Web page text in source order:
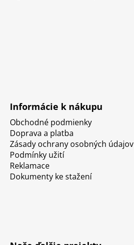
Informácie k nákupu
Obchodné podmienky
Doprava a platba
Zásady ochrany osobných údajov
Podmínky užití
Reklamace
Dokumenty ke stažení